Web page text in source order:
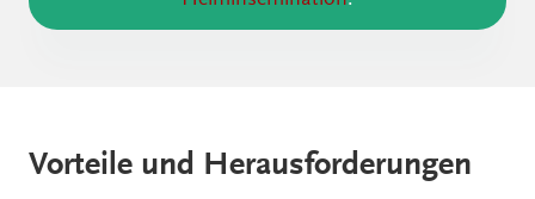
Vorteile und Herausforderungen